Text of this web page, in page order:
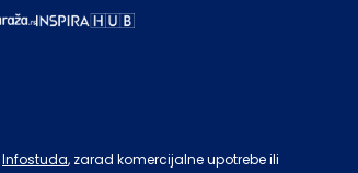
Infostuda, zarad komercijalne upotrebe ili